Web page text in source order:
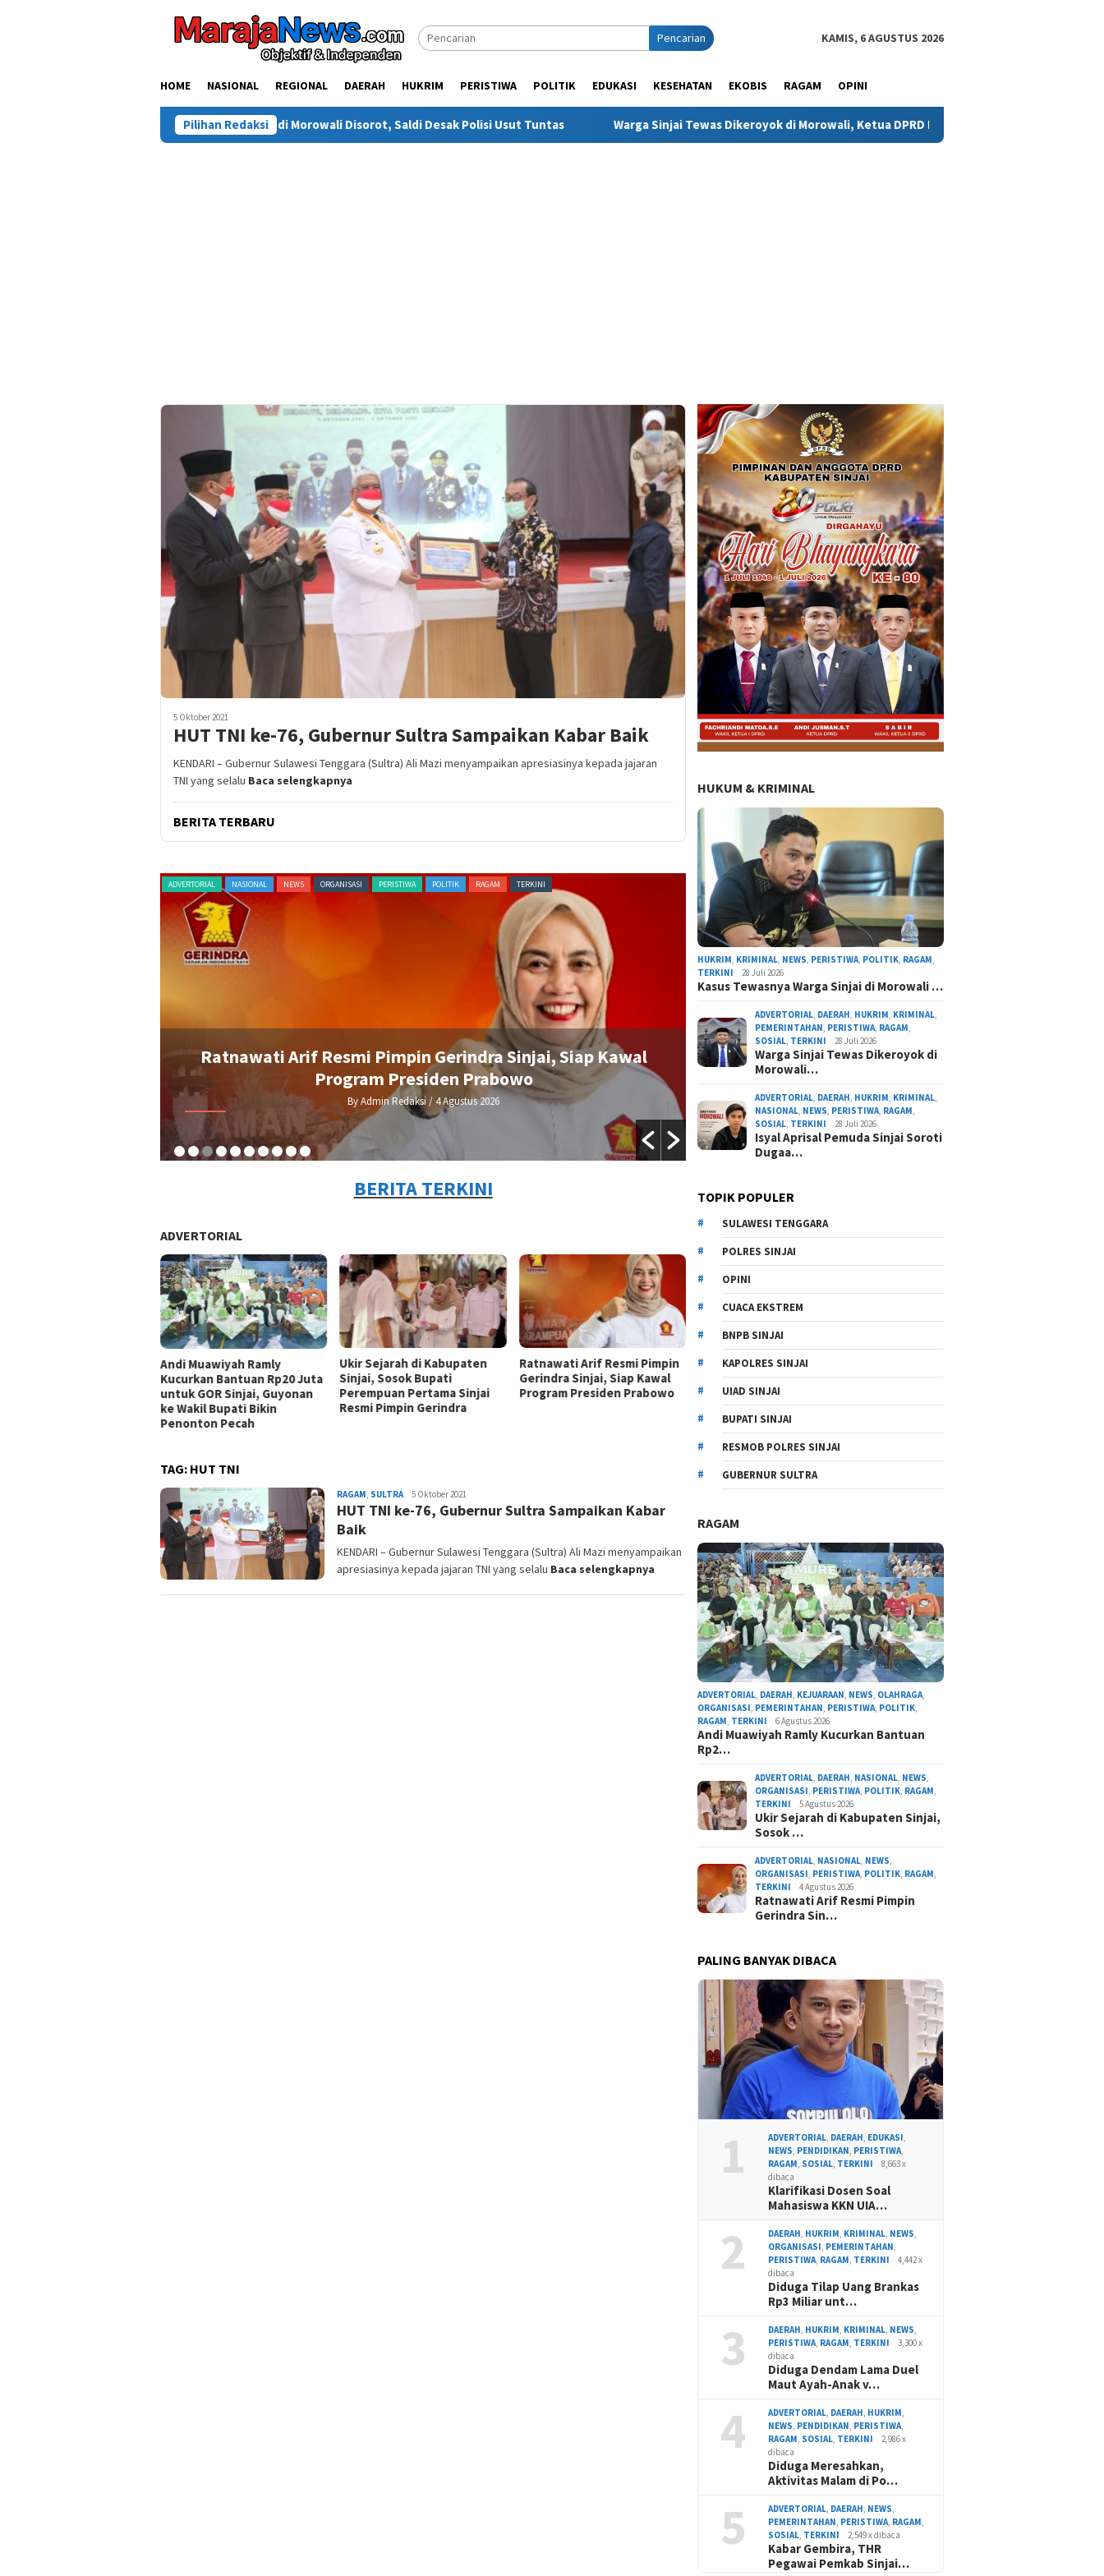
Pencarian KAMIS, 6 AGUSTUS 2026
HOME NASIONAL REGIONAL DAERAH HUKRIM PERISTIWA POLITIK EDUKASI KESEHATAN EKOBIS RAGAM OPINI
Pilihan Redaksi
Kasus Tewasnya Warga Sinjai di Morowali Disorot, Saldi Desak Polisi Usut Tuntas Warga Sinjai Tewas Dikeroyok di Morowali, Ketua DPRD Minta Kasus Diusut Tuntas
5 Oktober 2021
HUT TNI ke-76, Gubernur Sultra Sampaikan Kabar Baik
KENDARI – Gubernur Sulawesi Tenggara (Sultra) Ali Mazi menyampaikan apresiasinya kepada jajaran
TNI yang selalu Baca selengkapnya
BERITA TERBARU
ADVERTORIAL NASIONAL NEWS ORGANISASI PERISTIWA POLITIK RAGAM TERKINI
Ratnawati Arif Resmi Pimpin Gerindra Sinjai, Siap Kawal
Program Presiden Prabowo
By Admin Redaksi / 4 Agustus 2026
NEWS
DEMA UIAD Serahkan Petisi Kenaikan Dana
Ormawa, Wakil Rektor III Siap Bawa ke
By Admin Redaksi
BERITA TERKINI
ADVERTORIAL
Andi Muawiyah Ramly
Kucurkan Bantuan Rp20 Juta
untuk GOR Sinjai, Guyonan
ke Wakil Bupati Bikin
Penonton Pecah
Ukir Sejarah di Kabupaten
Sinjai, Sosok Bupati
Perempuan Pertama Sinjai
Resmi Pimpin Gerindra
Ratnawati Arif Resmi Pimpin
Gerindra Sinjai, Siap Kawal
Program Presiden Prabowo
TAG: HUT TNI
RAGAM, SULTRAAdmin
Redaksi
5 Oktober 2021
HUT TNI ke-76, Gubernur Sultra Sampaikan Kabar
Baik
KENDARI – Gubernur Sulawesi Tenggara (Sultra) Ali Mazi menyampaikan
apresiasinya kepada jajaran TNI yang selalu Baca selengkapnya
HUKUM & KRIMINAL
HUKRIM, KRIMINAL, NEWS, PERISTIWA, POLITIK, RAGAM,
TERKINI
28 Juli 2026
Kasus Tewasnya Warga Sinjai di Morowali …
ADVERTORIAL, DAERAH, HUKRIM, KRIMINAL,
PEMERINTAHAN, PERISTIWA, RAGAM,
SOSIAL, TERKINI 28 Juli 2026
Warga Sinjai Tewas Dikeroyok di
Morowali…
ADVERTORIAL, DAERAH, HUKRIM, KRIMINAL,
NASIONAL, NEWS, PERISTIWA, RAGAM,
SOSIAL, TERKINI 28 Juli 2026
Isyal Aprisal Pemuda Sinjai Soroti
Dugaa…
TOPIK POPULER
SULAWESI TENGGARA
POLRES SINJAI
OPINI
CUACA EKSTREM
BNPB SINJAI
KAPOLRES SINJAI
UIAD SINJAI
BUPATI SINJAI
RESMOB POLRES SINJAI
GUBERNUR SULTRA
RAGAM
ADVERTORIAL DAERAH KEJUARAAN NEWS OLAHRAGA
ORGANISASI PEMERINTAHAN PERISTIWA POLITIK
RAGAM TERKINI 6 Agustus 2026
Andi Muawiyah Ramly Kucurkan Bantuan
Rp2…
ADVERTORIAL DAERAH NASIONAL NEWS
ORGANISASI PERISTIWA POLITIK RAGAM
TERKINI
5 Agustus 2026
Ukir Sejarah di Kabupaten Sinjai,
Sosok …
ADVERTORIAL NASIONAL NEWS
ORGANISASI PERISTIWA POLITIK RAGAM
TERKINI
4 Agustus 2026
Ratnawati Arif Resmi Pimpin
Gerindra Sin…
PALING BANYAK DIBACA
1 ADVERTORIAL DAERAH EDUKASI
NEWS PENDIDIKAN PERISTIWA
RAGAM SOSIAL TERKINI
8,663 x
dibaca
Klarifikasi Dosen Soal
Mahasiswa KKN UIA…
2 DAERAH HUKRIM KRIMINAL NEWS
ORGANISASI PEMERINTAHAN
PERISTIWA RAGAM TERKINI
4,442 x
dibaca
Diduga Tilap Uang Brankas
Rp3 Miliar unt…
3 DAERAH HUKRIM KRIMINAL NEWS
PERISTIWA RAGAM TERKINI
3,300 x
dibaca
Diduga Dendam Lama Duel
Maut Ayah-Anak v…
4 ADVERTORIAL DAERAH HUKRIM
NEWS PENDIDIKAN PERISTIWA
RAGAM SOSIAL TERKINI
2,986 x
dibaca
Diduga Meresahkan,
Aktivitas Malam di Po…
5 ADVERTORIAL DAERAH NEWS
PEMERINTAHAN PERISTIWA RAGAM
SOSIAL TERKINI 2,549 x dibaca
Kabar Gembira, THR
Pegawai Pemkab Sinjai…